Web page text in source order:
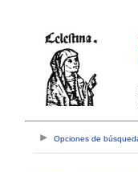
Opciones de